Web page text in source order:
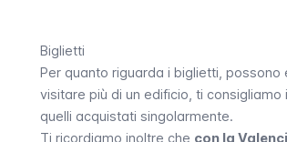
Biglietti
Per quanto riguarda i biglietti,
visitare più di un edificio, ti
quelli acquistati singolarmente.
Ti ricordiamo inoltre che con la